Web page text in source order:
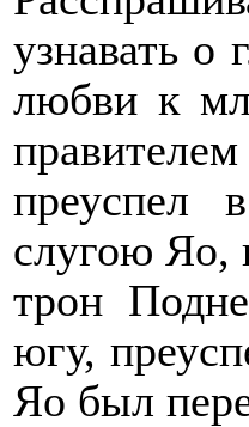
узнавать
любви к
преуспел
слугою Яо,
трон
югу,
Яо был